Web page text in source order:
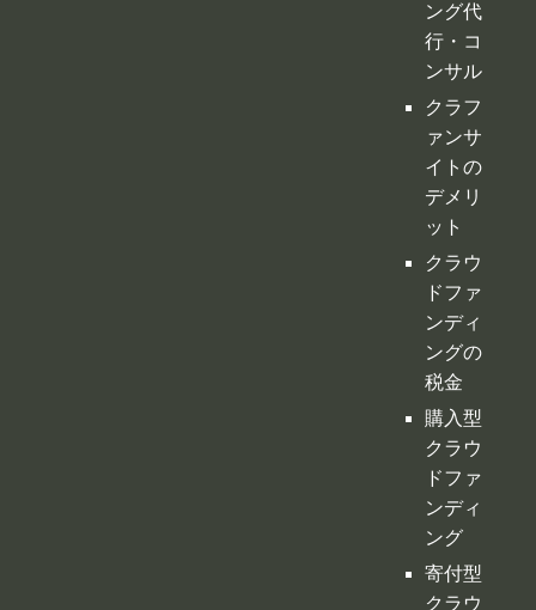
クラウ
ドファ
ンディ
ング代
行・コ
ンサル
クラフ
ァンサ
イトの
デメリ
ット
クラウ
ドファ
ンディ
ングの
税金
購入型
クラウ
ドファ
ンディ